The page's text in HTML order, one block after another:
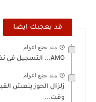
قد يعجبك ايضا
منذ بضع اعوام
AMO... التسجيل في نظام التغطية الصحية الإجبارية...
منذ بضع اعوام
زلزال الحوز ينعش
وقت...